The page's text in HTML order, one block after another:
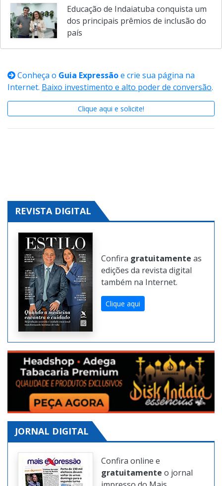
Educação de Indaiatuba conquista um
dos principais prêmios de inclusão do
país
Conheça o Guia Expressão e crie sua página na
Internet. Baixo investimento e alto poder de conversão.
Clique aqui e solicite!
REVISTA DIGITAL
Confira gratuitamente
edições da revista digital
Clique aqui
JORNAL DIGITAL
Confira online e
gratuitamenteo jornal